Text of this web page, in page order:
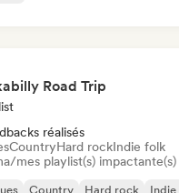
Road Trip
réalisés
CountryHard rockIndie folk
mes playlist(s) impactante(s)
Country Hard rock